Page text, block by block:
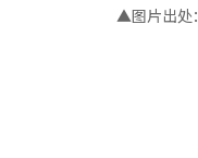
▲图片出处：